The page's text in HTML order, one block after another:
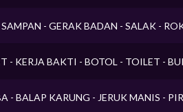
- GERAK BADAN - SALAK -
- KERJA BAKTI - BOTOL - TOILET -
- BALAP KARUNG - JERUK MANIS -